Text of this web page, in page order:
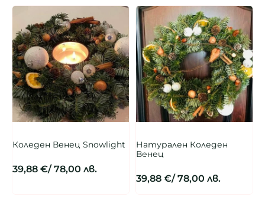
Коледен Венец Snowlight
39,88 €/ 78,00 лв.
Натурален Коледен
Венец
39,88 €/ 78,00 лв.